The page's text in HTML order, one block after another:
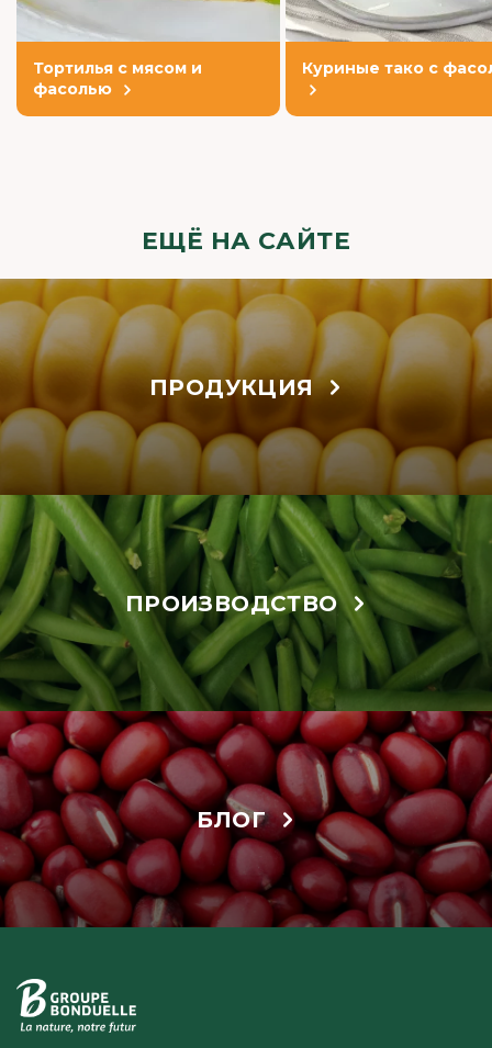
Тортилья с мясом и
фасолью
Куриные тако с
ЕЩЁ НА САЙТЕ
ПРОДУКЦИЯ
ПРОИЗВОДСТВО
БЛОГ